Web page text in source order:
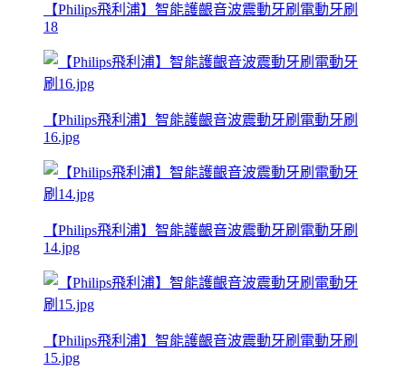
【Philips飛利浦】智能護齦音波震動牙刷電動牙刷
18
【Philips飛利浦】智能護齦音波震動牙刷電動牙刷
16.jpg
【Philips飛利浦】智能護齦音波震動牙刷電動牙刷
14.jpg
【Philips飛利浦】智能護齦音波震動牙刷電動牙刷
15.jpg